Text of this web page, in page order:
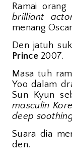
Ramai orang
brilliant
menang
Den jatuh
Prince 2007.
Masa tuh
Yoo dalam
Sun Kyun
masculin
deep
Suara dia
den.